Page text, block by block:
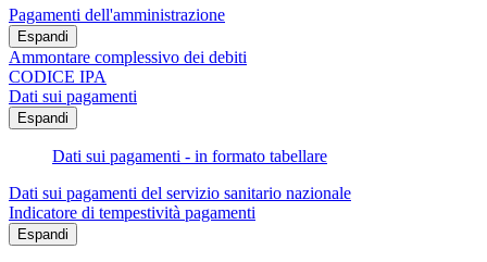
Pagamenti dell'amministrazione
Espandi
Ammontare complessivo dei debiti
CODICE IPA
Dati sui pagamenti
Espandi
Dati sui pagamenti - in formato tabellare
Dati sui pagamenti del servizio sanitario nazionale
Indicatore di tempestività pagamenti
Espandi